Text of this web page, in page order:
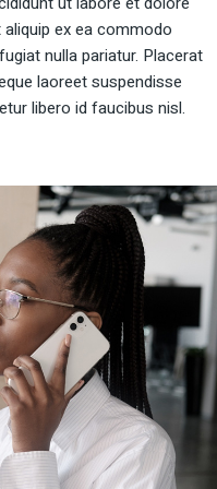
ex ea commodo
nulla pariatur. Placerat
laoreet suspendisse
libero id faucibus nisl.